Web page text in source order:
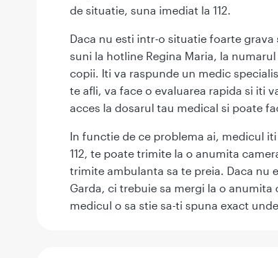
de situatie, suna imediat la 112.
Daca nu esti intr-o situatie foarte
suni la hotline Regina Maria, la
copii. Iti va raspunde un medic
te afli, va face o evaluarea rapida si iti
acces la dosarul tau medical si poate
In functie de ce problema ai, medicul
112, te poate trimite la o anumita
trimite ambulanta sa te preia. Daca nu
Garda, ci trebuie sa mergi la o
medicul o sa stie sa-ti spuna exact